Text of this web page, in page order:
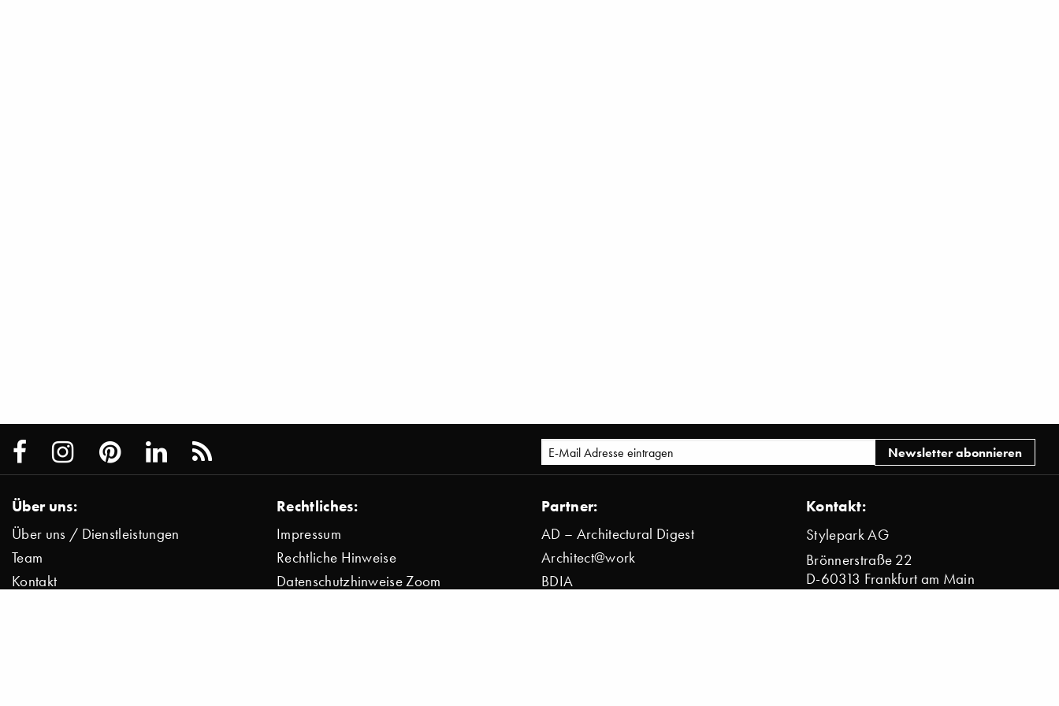
Über uns:
Über uns / Dienstleistungen
Team
Kontakt
Rechtliches:
Impressum
Rechtliche Hinweise
Datenschutzhinweise Zoom
Partner:
AD – Architectural Digest
Architect@work
BDIA
Kontakt:
Stylepark AG
Brönnerstraße 22
D-60313 Frankfurt am Main